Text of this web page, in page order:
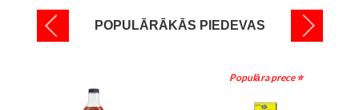
POPULĀRĀKĀS PIEDEVAS
Populāra prece ⭐️